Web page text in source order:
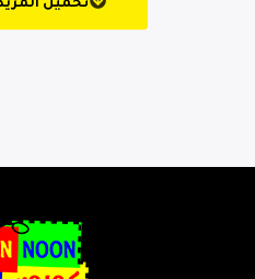
تحميل المزيد من الكوبونات